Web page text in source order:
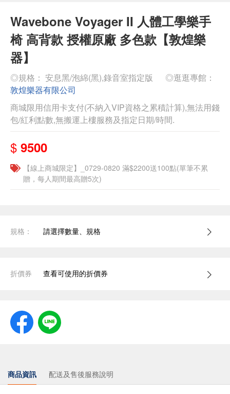
Wavebone Voyager II 人體工學樂手
椅 高背款 授權原廠 多色款【敦煌樂
器】
◎規格： 安息黑/泡綿(黑),錄音室指定版
◎逛逛專館：
敦煌樂器有限公司
商城限用信用卡支付(不納入VIP資格之累積計算),無法用錢
包/紅利點數,無搬運上樓服務及指定日期/時間.
$ 9500
【線上商城限定】_0729-0820 滿$2200送100點(單筆不累
贈，每人期間最高贈5次)
規格： 請選擇數量、規格
折價券 查看可使用的折價券
商品資訊 配送及售後服務說明